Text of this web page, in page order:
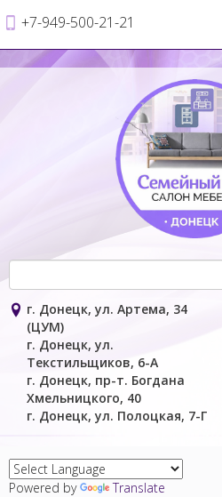
+7-949-500-21-21
г. Донецк, ул. Артема, 34
(ЦУМ)
г. Донецк, ул.
Текстильщиков, 6-А
г. Донецк, пр-т. Богдана
Хмельницкого, 40
г. Донецк, ул. Полоцкая, 7-Г
Powered by Translate